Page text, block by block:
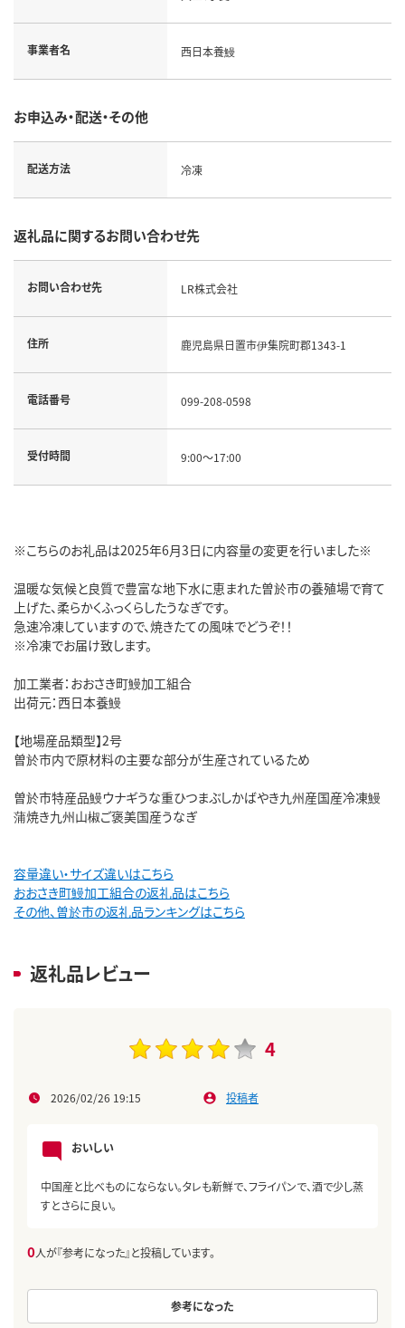
事業者名 西日本養鰻
お申込み・配送・その他
配送方法 冷凍
返礼品に関するお問い合わせ先
お問い合わせ先 LR株式会社
住所 鹿児島県日置市伊集院町郡1343-1
電話番号 099-208-0598
受付時間 9:00～17:00
※こちらのお礼品は2025年6月3日に内容量の変更を行いました※
温暖な気候と良質で豊富な地下水に恵まれた曽於市の養殖場で育て
上げた、柔らかくふっくらしたうなぎです。
急速冷凍していますので、焼きたての風味でどうぞ！！
※冷凍でお届け致します。
加工業者：おおさき町鰻加工組合
出荷元：西日本養鰻
【地場産品類型】2号
曽於市内で原材料の主要な部分が生産されているため
曽於市特産品鰻ウナギうな重ひつまぶしかばやき九州産国産冷凍鰻
蒲焼き九州山椒ご褒美国産うなぎ
容量違い・サイズ違いはこちら
おおさき町鰻加工組合の返礼品はこちら
その他、曽於市の返礼品ランキングはこちら
返礼品レビュー
4
2026/02/26 19:15 投稿者
おいしい
中国産と比べものにならない。タレも新鮮で、フライパンで、酒で少し蒸
すとさらに良い。
0人が『参考になった』と投稿しています。
参考になった